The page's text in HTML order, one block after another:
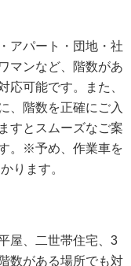
アパート・団地・社
マンなど、階数があ
応可能です。また、
、階数を正確にご入
すとスムーズなご案
。※予め、作業車を
ります。
屋、二世帯住宅、3
数がある場所でも対